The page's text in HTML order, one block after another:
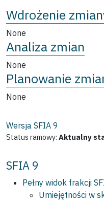
Wdrożenie
None
Analiza zmian
None
Planowanie
None
Wersja SFIA 9
Status ramowy: Aktualny
SFIA 9
Pełny widok frakcji
Umiejętności w